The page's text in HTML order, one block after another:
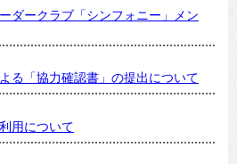
ダークラブ「シンフォニー」メン
る「協力確認書」の提出について
用について